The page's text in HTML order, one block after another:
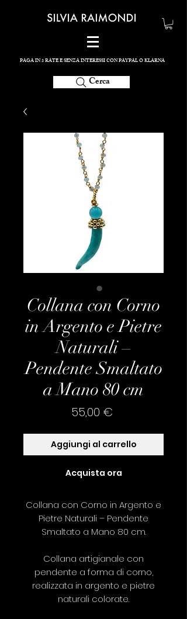
PAGA IN 3 RATE E SENZA INTERESSI CON PAYPAL O KLARNA
Cerca
Collana con Corno
in Argento e Pietre
Naturali –
Pendente Smaltato
a Mano 80 cm
55,00 €
Aggiungi al carrello
Acquista ora
Collana con Corno in Argento e
Pietre Naturali – Pendente
Smaltato a Mano 80 cm.
Collana artigianale con
pendente a forma di corno,
realizzata in argento e pietre
naturali colorate.